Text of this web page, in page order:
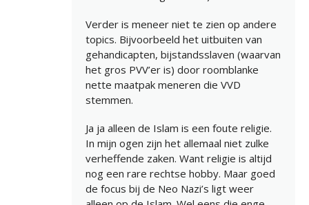
Verder is meneer niet te zien op andere
topics. Bijvoorbeeld het uitbuiten van
gehandicapten, bijstandsslaven (waarvan
het gros PVV’er is) door roomblanke
nette maatpak meneren die VVD
stemmen.
Ja ja alleen de Islam is een foute religie.
In mijn ogen zijn het allemaal niet zulke
verheffende zaken. Want religie is altijd
nog een rare rechtse hobby. Maar goed
de focus bij de Neo Nazi’s ligt weer